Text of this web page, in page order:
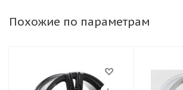
Похожие по параметрам